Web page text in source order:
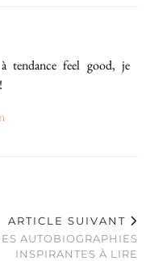
tendance feel good, je
ARTICLE SUIVANT
AUTOBIOGRAPHIES
INSPIRANTES À LIRE